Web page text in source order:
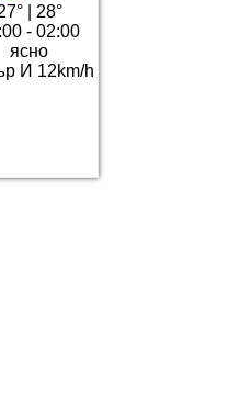
| 28°
- 02:00
ясно
И 12km/h